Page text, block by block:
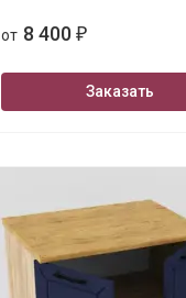
от 8 400 ₽
Заказать